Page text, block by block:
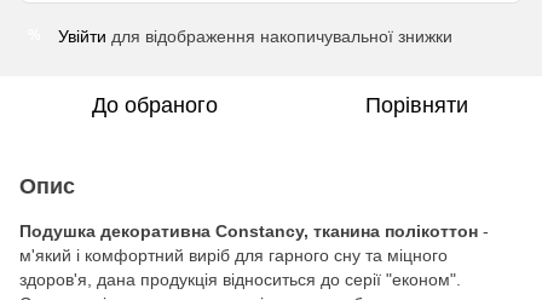
Увійти для відображення накопичувальної знижки
До обраного Порівняти
Опис
Подушка декоративна Constancy, тканина полікоттон -
м'який і комфортний виріб для гарного сну та міцного
здоров'я, дана продукція відноситься до серії "економ".